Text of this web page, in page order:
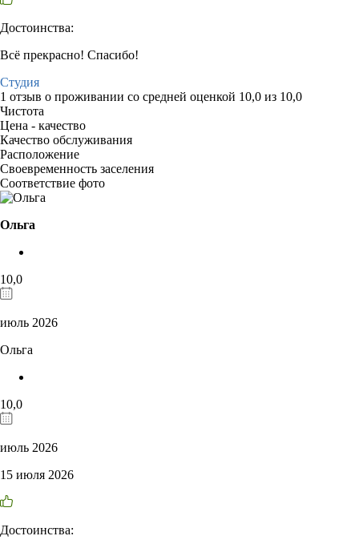
Достоинства:
Всё прекрасно! Спасибо!
Студия
1 отзыв о проживании со средней оценкой 10,0 из 10,0
Чистота
Цена - качество
Качество обслуживания
Расположение
Своевременность заселения
Соответствие фото
Ольга
10,0
июль 2026
Ольга
10,0
июль 2026
15 июля 2026
Достоинства: